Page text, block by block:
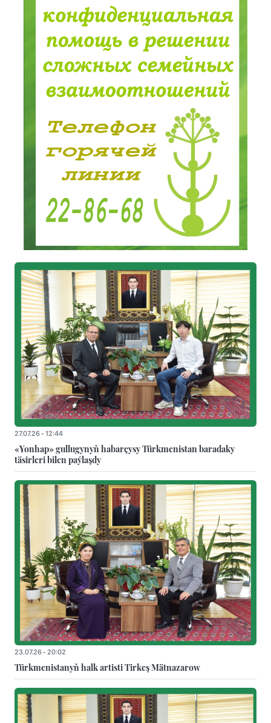
27.07.26 - 12:44
«Yonhap» gullugynyň habarçysy Türkmenistan baradaky
täsirleri bilen paýlaşdy
23.07.26 - 20:02
Türkmenistanyň halk artisti Tirkeş Mätnazarow